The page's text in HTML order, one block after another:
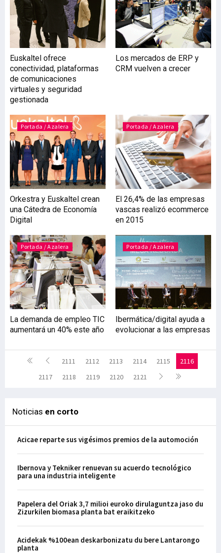
unas pocas plantas a nivel
mundial”. El material con
el que se trabajará en las
instalaciones es el acero
de calidades Strenx (acero
de alto límite elástico) y la
mundialmente conocida
Suecia por barco di
Euskaltel ofrece
conectividad, plataformas
de comunicaciones
virtuales y seguridad
gestionada
Los mercados de ERP y
CRM vuelven a crecer
Portada / Azalera
Orkestra y Euskaltel crean
una Cátedra de Economía
Digital
Portada / Azalera
El 26,4% de las empresas
vascas realizó ecommerce
en 2015
Portada / Azalera
La demanda de empleo TIC
aumentará un 40% este año
Portada / Azalera
Ibermática/digital ayuda a
evolucionar a las empresas
2111 2112 2113 2114 2115
2116
2117
2118 2119 2120 2121
Noticias en corto
Acicae reparte sus vigésimos premios de la automoción
Ibernova y Tekniker renuevan su acuerdo tecnológico
para una industria inteligente
Papelera del Oriak 3,7 milioi euroko dirulaguntza jaso du
Zizurkilen biomasa planta bat eraikitzeko
Acidekak %100ean deskarbonizatu du bere Lantarongo
planta